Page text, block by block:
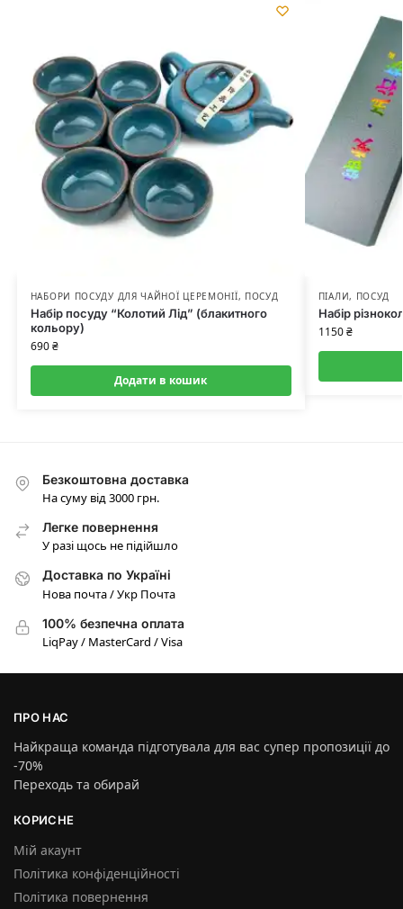
НАБОРИ ПОСУДУ ДЛЯ ЧАЙНОЇ ЦЕРЕМОНІЇ, ПОСУД
Набір посуду “Колотий Лід” (блакитного
кольору)
690₴
Додати в кошик
ПІАЛИ, ПОСУД
Набір
1150₴
Безкоштовна доставка
На суму від 3000 грн.
Легке повернення
У разі щось не підійшло
Доставка по Україні
Нова почта / Укр Почта
100% безпечна оплата
LiqPay / MasterCard / Visa
ПРО НАС
Найкраща команда підготувала для вас супер пропозиції до
-70%
Переходь та обирай
КОРИСНЕ
Мій акаунт
Політика конфіденційності
Політика повернення